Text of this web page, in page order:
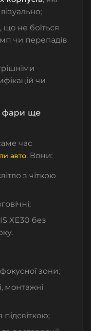
, що не боїться
чи перепадів
чи
фари ще
час
авто. Вони:
з чіткою
XE30 без
зони;
монтажні